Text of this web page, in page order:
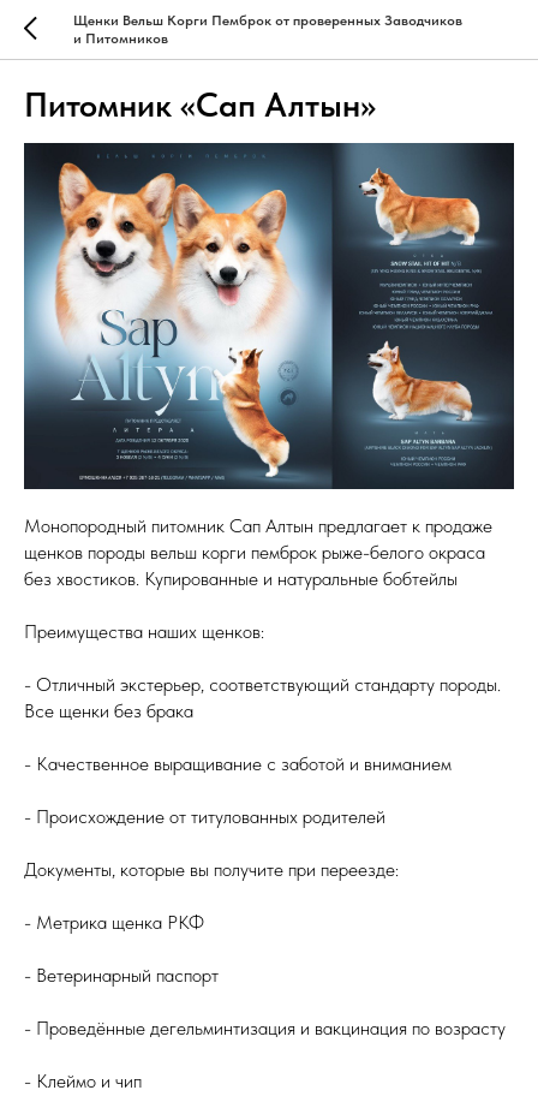
Щенки Вельш Корги Пемброк от проверенных Заводчиков
и Питомников
Питомник «Сап Алтын»
Монопородный питомник Сап Алтын предлагает к продаже
щенков породы вельш корги пемброк рыже-белого окраса
без хвостиков. Купированные и натуральные бобтейлы
Преимущества наших щенков:
- Отличный экстерьер, соответствующий стандарту породы.
Все щенки без брака
- Качественное выращивание с заботой и вниманием
- Происхождение от титулованных родителей
Документы, которые вы получите при переезде:
- Метрика щенка РКФ
- Ветеринарный паспорт
- Проведённые дегельминтизация и вакцинация по возрасту
- Клеймо и чип